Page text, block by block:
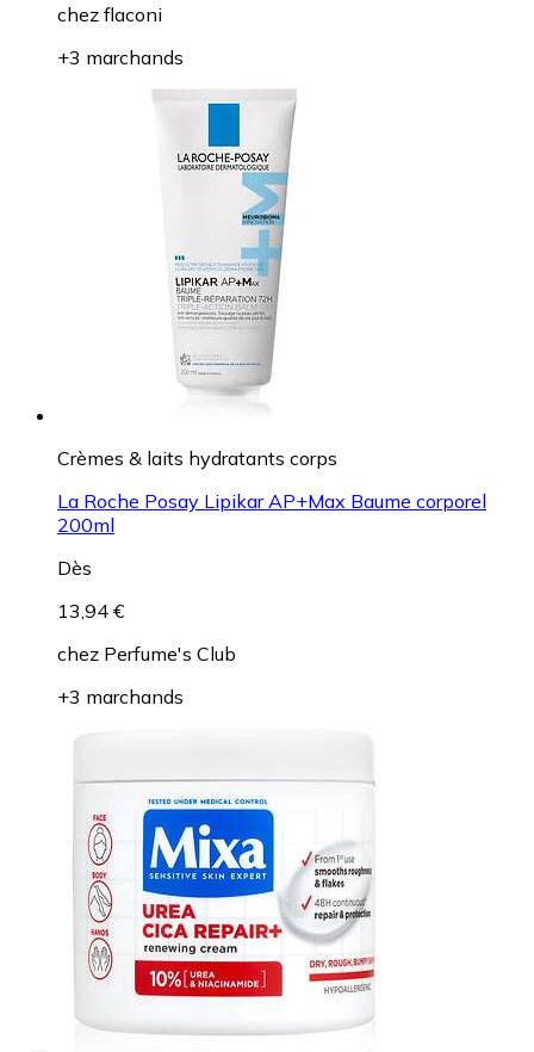
chez flaconi
+3 marchands
Crèmes & laits hydratants corps
La Roche Posay Lipikar AP+Max Baume corporel
200ml
Dès
13,94 €
chez Perfume's Club
+3 marchands